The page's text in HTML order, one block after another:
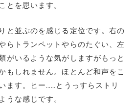
とを思います。
と並ぶのを感じる定位です。右の
らトランペットやらのたぐい、左
がいるような気がしますがもっと
もしれません。ほとんど和声をこ
ます。ヒー……とうっすらストリ
うな感じです。